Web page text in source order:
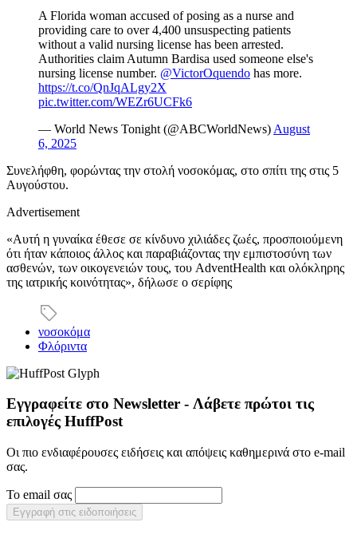
A Florida woman accused of posing as a nurse and
providing care to over 4,400 unsuspecting patients
without a valid nursing license has been arrested.
Authorities claim Autumn Bardisa used someone else's
nursing license number. @VictorOquendo has more.
https://t.co/QnJqALgy2X
pic.twitter.com/WEZr6UCFk6
— World News Tonight (@ABCWorldNews) August
6, 2025
Συνελήφθη, φορώντας την στολή νοσοκόμας, στο σπίτι της στις 5
Αυγούστου.
Advertisement
«Αυτή η γυναίκα έθεσε σε κίνδυνο χιλιάδες ζωές, προσποιούμενη
ότι ήταν κάποιος άλλος και παραβιάζοντας την εμπιστοσύνη των
ασθενών, των οικογενειών τους, του AdventHealth και ολόκληρης
της ιατρικής κοινότητας», δήλωσε ο σερίφης
νοσοκόμα
Φλόριντα
Εγγραφείτε στο Newsletter - Λάβετε πρώτοι τις
επιλογές HuffPost
Οι πιο ενδιαφέρουσες ειδήσεις και απόψεις καθημερινά στο e-mail
σας.
Το email σας
Εγγραφή στις ειδοποιήσεις